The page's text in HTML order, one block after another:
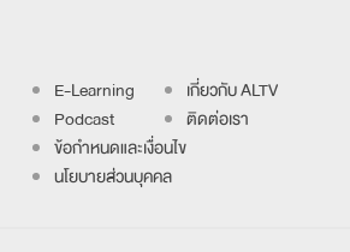
E-Learning
Podcast
ข้อกำหนดและเงื่อนไข
นโยบายส่วนบุคคล
เกี่ยวกับ ALTV
ติดต่อเรา